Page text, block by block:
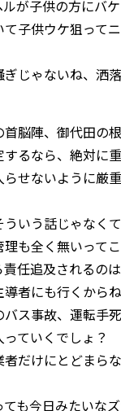
が子供の方にバ
子供ウケ狙って
じゃないね、洒
脳陣、御代田の
するなら、絶対に
せないように厳
ういう話じゃなく
も全く無いってこ
任追及されるの
者にも行くからね
ス事故、運転手
ていくでしょ？
だけにとどまら
ても今日みたいな